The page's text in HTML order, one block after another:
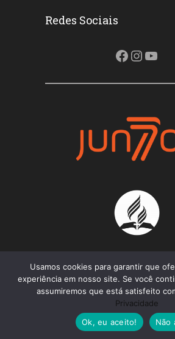
Redes Sociais
Facebook
Projeto Juntos 2021 - Todos os
Reservados
Usamos cookies para garantir que
experiência em nosso site. Se você
assumiremos que está satisfeito
Privacidade
Ok, eu aceito!
Não